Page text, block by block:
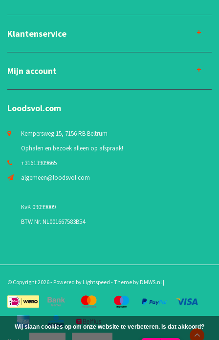
Klantenservice
Mijn account
Loodsvol.com
Kempersweg 15, 7156 RB Beltrum
Ophalen en bezoek alleen op afspraak!
+31613909665
algemeen@loodsvol.com
KvK 09099009
BTW Nr. NL001667583B54
© Copyright 2026 - Powered by Lightspeed - Theme by DMWS.nl |
Wij slaan cookies op om onze website te verbeteren. Is dat akkoord?